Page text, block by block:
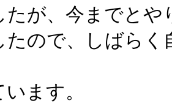
たが、今までとや
たので、しばら
ます。